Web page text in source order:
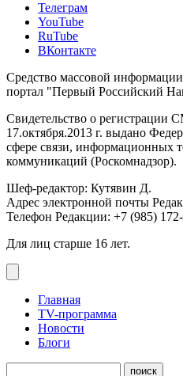
Телеграм
YouTube
RuTube
ВКонтакте
Средство массовой
портал "Первый Российский
Свидетельство о
17.октября.2013 г. выдано
сфере связи, информационных
коммуникаций (Роскомнадзор).
Шеф-редактор: Кутявин Д.
Адрес электронной почты
Телефон Редакции: +7 (985)
Для лиц старше 16 лет.
Главная
ТV-программа
Новости
Блоги